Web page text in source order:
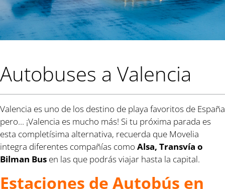
Autobuses a Valencia
Valencia es uno de los destino de playa favoritos de España
pero... ¡Valencia es mucho más! Si tu próxima parada es
esta completísima alternativa, recuerda que Movelia
integra diferentes compañías como Alsa, Transvía o
Bilman Bus en las que podrás viajar hasta la capital.
Estaciones de Autobús en